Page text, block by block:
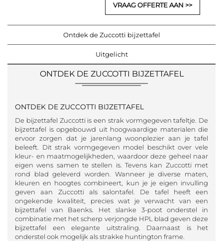
VRAAG OFFERTE AAN
Ontdek de Zuccotti bijzettafel
Uitgelicht
ONTDEK DE ZUCCOTTI BIJZETTAFEL
ONTDEK DE ZUCCOTTI BIJZETTAFEL
De bijzettafel Zuccotti is een strak vormgegeven tafeltje. De
bijzettafel is opgebouwd uit hoogwaardige materialen die
ervoor zorgen dat je jarenlang woonplezier aan je tafel
beleeft. Dit strak vormgegeven model beschikt over vele
kleur- en maatmogelijkheden, waardoor deze geheel naar
eigen wens samen te stellen is. Tevens kan Zuccotti met
rond blad geleverd worden. Wanneer je diverse maten,
kleuren en hoogtes combineert, kun je je eigen invulling
geven aan Zuccotti als salontafel. De tafel heeft een
ongekende kwaliteit, precies wat je verwacht van een
bijzettafel van Baenks. Het slanke 3-poot onderstel in
combinatie met het scherp verjongde HPL blad geven deze
bijzettafel een elegante uitstraling. Daarnaast is het
onderstel ook mogelijk als strakke huntington frame.